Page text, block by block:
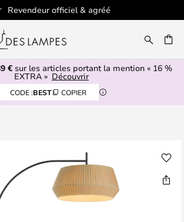
Revendeur officiel & agréé
€ sur les articles portant la mention « 16 %
EXTRA » Découvrir
CODE :BEST COPIER